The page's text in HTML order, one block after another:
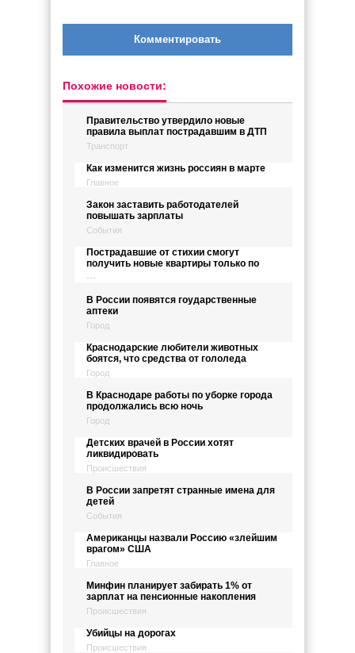
Комментировать
Похожие новости:
Правительство утвердило новые
правила выплат пострадавшим в ДТП
Транспорт
Как изменится жизнь россиян в марте
Главное
Закон заставить работодателей
повышать зарплаты
События
Пострадавшие от стихии смогут
получить новые квартиры только по
---
В России появятся гоударственные
аптеки
Город
Краснодарские любители животных
боятся, что средства от гололеда
Город
В Краснодаре работы по уборке города
продолжались всю ночь
Город
Детских врачей в России хотят
ликвидировать
Происшествия
В России запретят странные имена для
детей
События
Американцы назвали Россию «злейшим
врагом» США
Главное
Минфин планирует забирать 1% от
зарплат на пенсионные накопления
Происшествия
Убийцы на дорогах
Происшествия